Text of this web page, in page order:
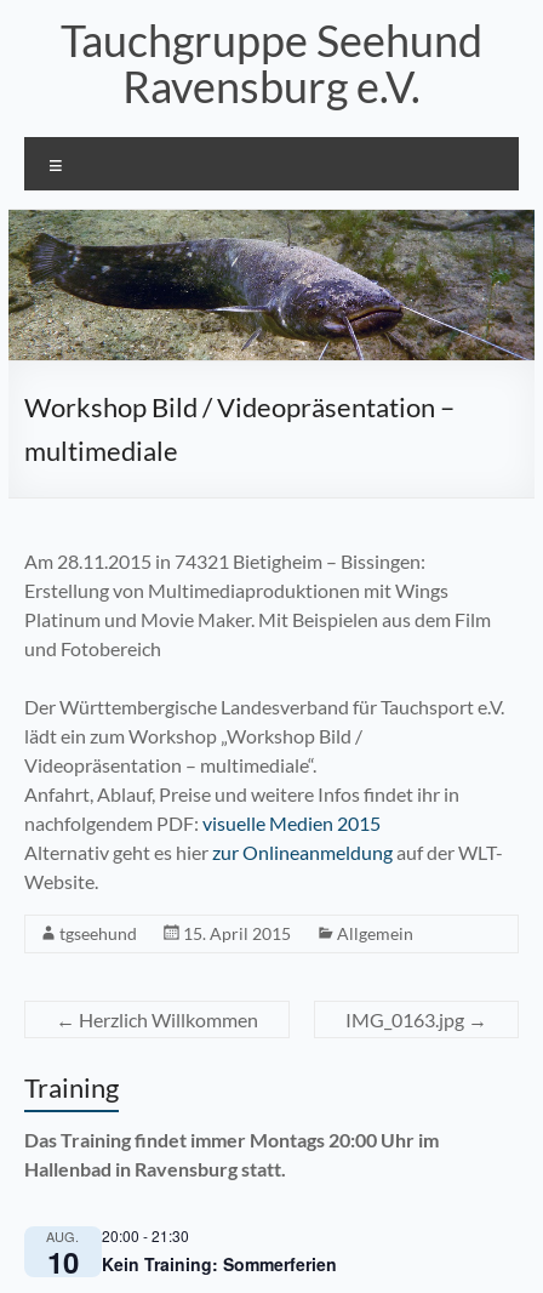
springenTauchgruppe Seehund
Ravensburg e.V.
Workshop Bild / Videopräsentation –
multimediale
Am 28.11.2015 in 74321 Bietigheim – Bissingen:
Erstellung von Multimediaproduktionen mit Wings
Platinum und Movie Maker. Mit Beispielen aus dem Film
und Fotobereich
Der Württembergische Landesverband für Tauchsport e.V.
lädt ein zum Workshop „Workshop Bild /
Videopräsentation – multimediale“.
Anfahrt, Ablauf, Preise und weitere Infos findet ihr in
nachfolgendem PDF: visuelle Medien 2015
Alternativ geht es hierzur Onlineanmeldungauf der WLT-
Website.
tgseehund 15. April 2015 Allgemein
← Herzlich Willkommen IMG_0163.jpg →
Training
Das Training findet immer Montags 20:00 Uhr im
Hallenbad in Ravensburg statt.
AUG.
10
20:00 -21:30
Kein Training: Sommerferien